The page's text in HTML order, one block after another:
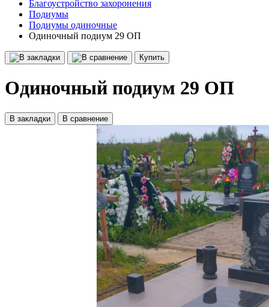
Благоустройство захоронения
Подиумы
Подиумы одиночные
Одиночный подиум 29 ОП
Купить
Одиночный подиум 29 ОП
В закладки В сравнение